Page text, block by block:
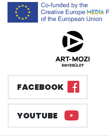
FACEBOOK
YOUTUBE